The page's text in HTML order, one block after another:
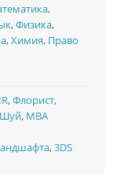
,
,Физика,
,Химия, Право
,Флорист,
, MBA
,3DS